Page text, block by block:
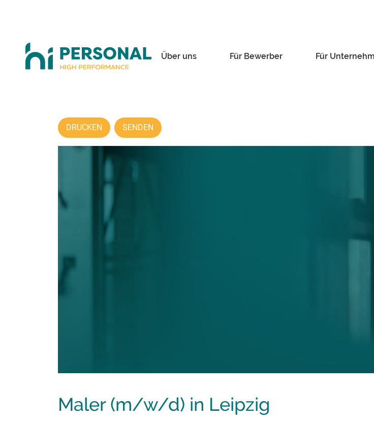
Über uns Für Bewerber Für
DRUCKEN SENDEN
Maler (m/w/d) in Leipzig